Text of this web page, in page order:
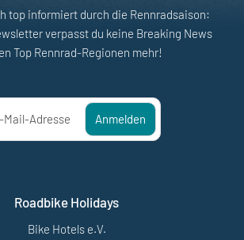
top informiert durch die Rennradsaison:
verpasst du keine Breaking News
Top Rennrad-Regionen mehr!
Mail-Adresse Anmelden
Roadbike Holidays
Bike Hotels e.V.